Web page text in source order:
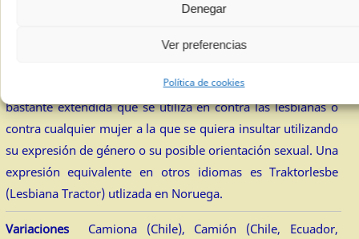
Denegar
Ver preferencias
Política de cookies
pudieran ser lesbianas, es utilizar profesiones o actividades
que socialmente se consideran muy masculinas. Este es el
como mujer que conduce un camión, es una expresion
bastante extendida que se utiliza en contra las lesbianas o
contra cualquier mujer a la que se quiera insultar utilizando
su expresión de género o su posible orientación sexual. Una
expresión equivalente en otros idiomas es Traktorlesbe
(Lesbiana Tractor) utlizada en Noruega.
Variaciones
Camiona (Chile), Camión (Chile, Ecuador,